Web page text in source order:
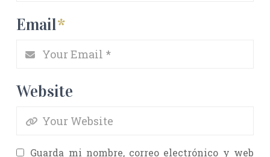
Email*
Website
Guarda mi nombre, correo electrónico y web